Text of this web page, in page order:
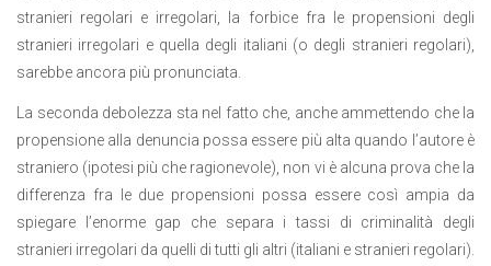
stranieri regolari e irregolari, la forbice fra le propensioni degli
stranieri irregolari e quella degli italiani (o degli stranieri regolari),
sarebbe ancora più pronunciata.
La seconda debolezza sta nel fatto che, anche ammettendo che la
propensione alla denuncia possa essere più alta quando l’autore è
straniero (ipotesi più che ragionevole), non vi è alcuna prova che la
differenza fra le due propensioni possa essere così ampia da
spiegare l’enorme gap che separa i tassi di criminalità degli
stranieri irregolari da quelli di tutti gli altri (italiani e stranieri regolari).